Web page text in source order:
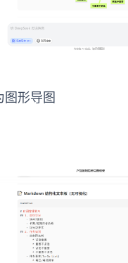
图形导图